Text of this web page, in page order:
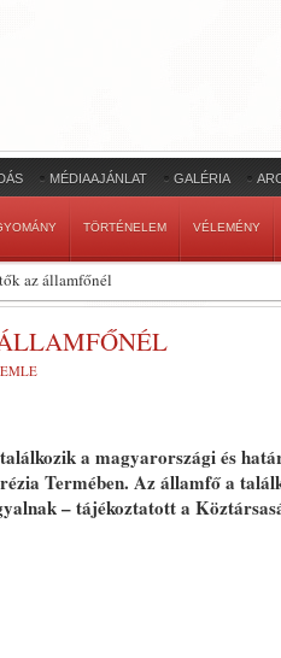
MÉDIAAJÁNLAT GALÉRIA
TÖRTÉNELEM VÉLEMÉNY
az államfőnél
a magyarországi és
Termében. Az államfő a
– tájékoztatott a